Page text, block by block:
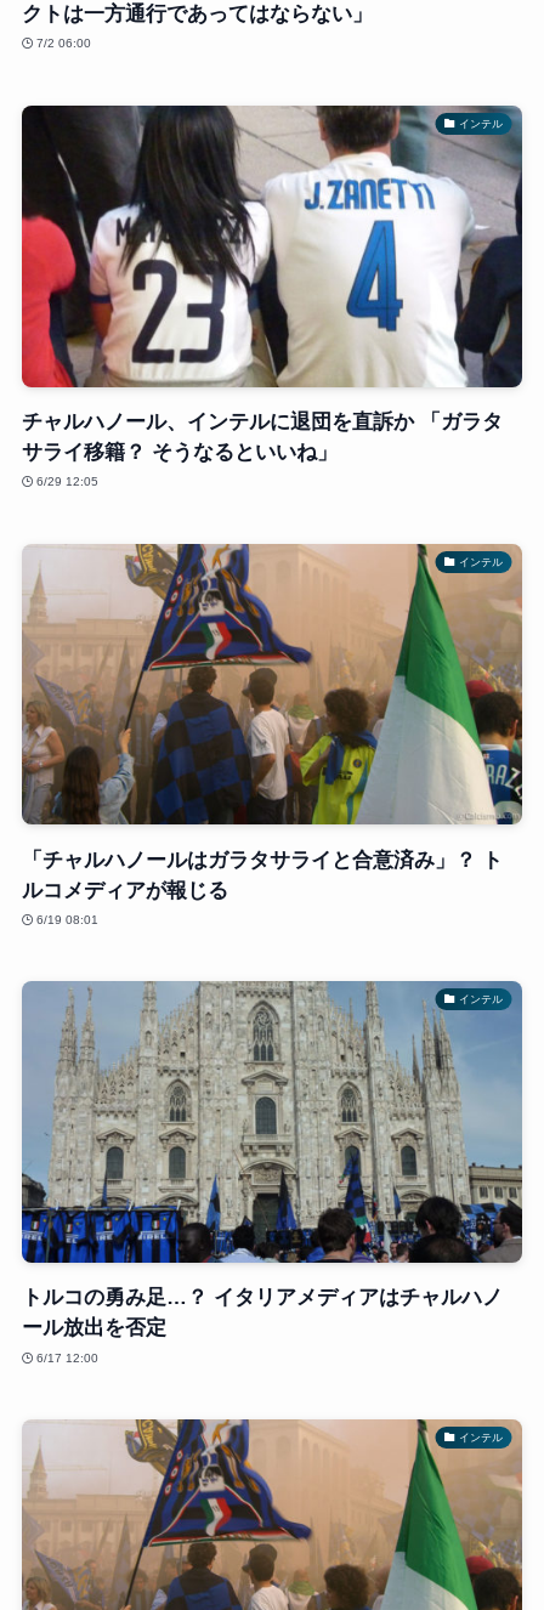
クトは一方通行であってはならない」
7/2 06:00
インテル
チャルハノール、インテルに退団を直訴か 「ガラタ
サライ移籍？ そうなるといいね」
6/29 12:05
インテル
「チャルハノールはガラタサライと合意済み」？ ト
ルコメディアが報じる
6/19 08:01
インテル
トルコの勇み足…？ イタリアメディアはチャルハノ
ール放出を否定
6/17 12:00
インテル